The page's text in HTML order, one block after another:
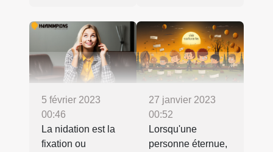
5 février 2023
00:46
La nidation est la
fixation ou
27 janvier 2023
00:52
Lorsqu'une
personne éternue,